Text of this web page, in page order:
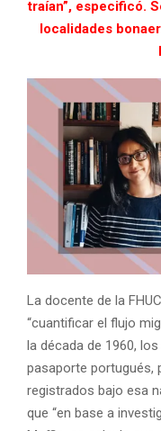
traían”, especificó.
localidades
La docente de la
“cuantificar el flujo
la década de 1960,
pasaporte portugués,
registrados bajo esa
que “en base a